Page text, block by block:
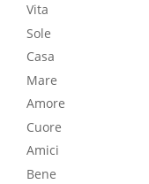
Vita
Sole
Casa
Mare
Amore
Cuore
Amici
Bene